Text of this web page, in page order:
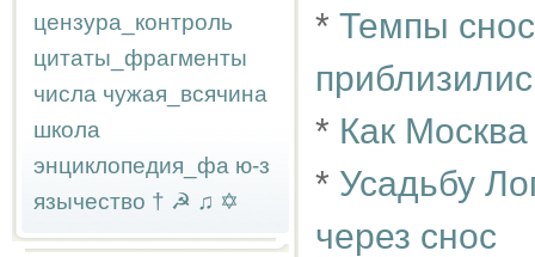
цензура_контроль
цитаты_фрагменты
числа чужая_всячина
школа
энциклопедия_фа ю-з
язычество † ☭ ♫ ✡
* Темпы
* Как
* Усадьбу
через снос